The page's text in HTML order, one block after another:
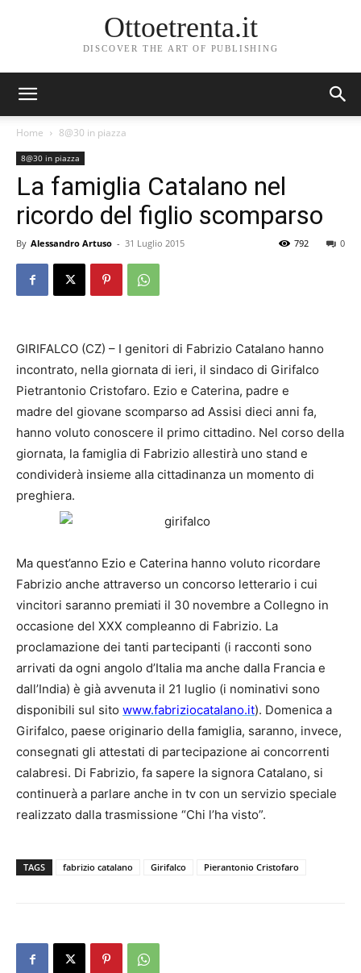
Ottoetrenta.it
DISCOVER THE ART OF PUBLISHING
Home 8@30 in piazza
8@30 in piazza
La famiglia Catalano nel
ricordo del figlio scomparso
By Alessandro Artuso - 31 Luglio 2015 0
792
GIRIFALCO (CZ) – I genitori di Fabrizio Catalano hanno
incontrato, nella giornata di ieri, il sindaco di Girifalco
Pietrantonio Cristofaro. Ezio e Caterina, padre e
madre del giovane scomparso ad Assisi dieci anni fa,
hanno voluto conoscere il primo cittadino. Nel corso della
giornata, la famiglia di Fabrizio allestirà uno stand e
condividerà insieme alla cittadinanza un momento di
preghiera.
Ma quest’anno Ezio e Caterina hanno voluto ricordare
Fabrizio anche attraverso un concorso letterario i cui
vincitori saranno premiati il 30 novembre a Collegno in
occasione del XXX compleanno di Fabrizio. La
proclamazione dei tanti partecipanti (i racconti sono
arrivati da ogni angolo d’Italia ma anche dalla Francia e
dall’India) è già avvenuta il 21 luglio (i nominativi sono
disponibili sul sito www.fabriziocatalano.it). Domenica a
Girifalco, paese originario della famiglia, saranno, invece,
consegnati gli attestati di partecipazione ai concorrenti
calabresi. Di Fabrizio, fa sapere la signora Catalano, si
continuerà a parlare anche in tv con un servizio speciale
realizzato dalla trasmissione “Chi l’ha visto”.
TAGS fabrizio catalano Girifalco Pierantonio Cristofaro